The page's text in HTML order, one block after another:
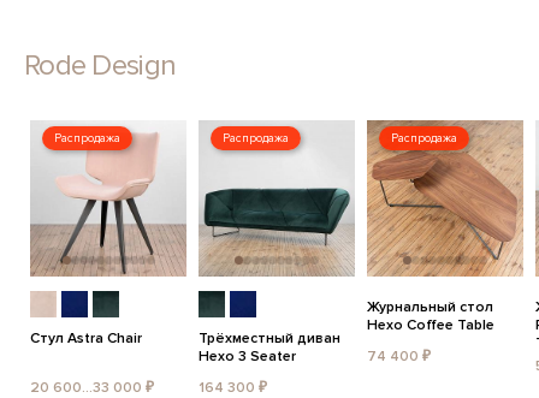
Rode Design
Распродажа
Стул Astra Chair
20 600...33 000 ₽
Распродажа
Трёхместный диван
Hexo 3 Seater
164 300 ₽
Распродажа
Журнальный стол
Hexo Coffee Table
74 400 ₽